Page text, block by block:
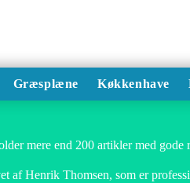
Græsplæne Køkkenhave
mere end 200 artikler med gode
af Henrik Thomsen, som er